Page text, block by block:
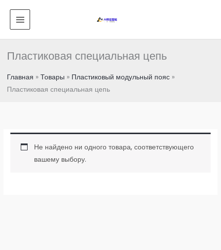
содержанию
ГЛАВНОЕ
МЕНЮ
Пластиковая специальная цепь
Главная Товары
Пластиковый модульный пояс
Пластиковая специальная цепь
Не найдено ни одного товара, соответствующего
вашему выбору.